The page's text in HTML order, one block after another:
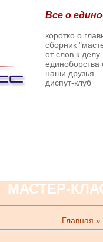
Все о
коротко о
сборник
от слов к делу
наши друзья
диспут-клуб
МАСТЕР-
Главная »